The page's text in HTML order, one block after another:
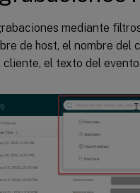
mediante
de host, el nombre del
el texto del